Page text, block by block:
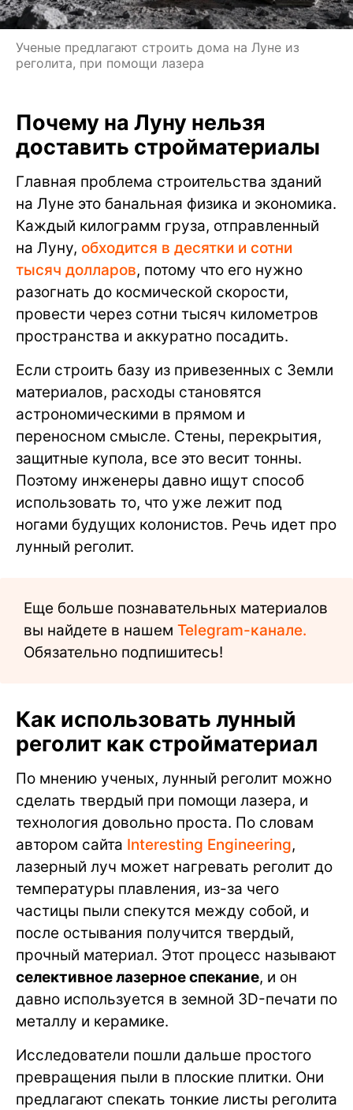
Ученые предлагают строить дома на Луне из
реголита, при помощи лазера
Почему на Луну нельзя
доставить стройматериалы
Главная проблема строительства зданий
на Луне это банальная физика и экономика.
Каждый килограмм груза, отправленный
на Луну, обходится в десятки и сотни
тысяч долларов, потому что его нужно
разогнать до космической скорости,
провести через сотни тысяч километров
пространства и аккуратно посадить.
Если строить базу из привезенных с Земли
материалов, расходы становятся
астрономическими в прямом и
переносном смысле. Стены, перекрытия,
защитные купола, все это весит тонны.
Поэтому инженеры давно ищут способ
использовать то, что уже лежит под
ногами будущих колонистов. Речь идет про
лунный реголит.
Еще больше познавательных материалов
вы найдете в нашем Telegram-канале.
Обязательно подпишитесь!
Как использовать лунный
реголит как стройматериал
По мнению ученых, лунный реголит можно
сделать твердый при помощи лазера, и
технология довольно проста. По словам
автором сайта Interesting Engineering,
лазерный луч может нагревать реголит до
температуры плавления, из-за чего
частицы пыли спекутся между собой, и
после остывания получится твердый,
прочный материал. Этот процесс называют
селективное лазерное спекание, и он
давно используется в земной 3D-печати по
металлу и керамике.
Исследователи пошли дальше простого
превращения пыли в плоские плитки. Они
предлагают спекать тонкие листы реголита